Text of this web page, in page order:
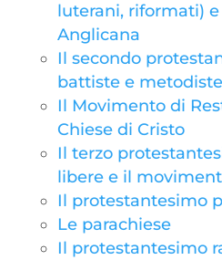
luterani, riformati)
Anglicana
Il secondo
battiste e metodiste
Il Movimento di
Chiese di Cristo
Il terzo
libere e il
Il protestantesimo
Le parachiese
Il protestantesimo